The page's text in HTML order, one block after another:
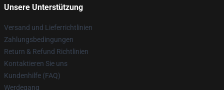
Unsere Unterstützung
Versand und Lieferrichtlinien
Zahlungsbedingungen
Return & Refund Richtlinien
Kontaktieren Sie uns
Kundenhilfe (FAQ)
Werdegang